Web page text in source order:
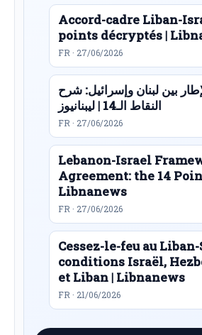
Accord-cadre Liban-
points décryptés |
FR · 27/06/2026
بين لبنان وإسرائيل: شرح
النقاط الـ14 | ليبنانيوز
FR · 27/06/2026
Lebanon-Israel
Agreement: the 14
Libnanews
FR · 27/06/2026
Cessez-le-feu au Liban-
conditions Israël,
et Liban | Libnanews
FR · 21/06/2026